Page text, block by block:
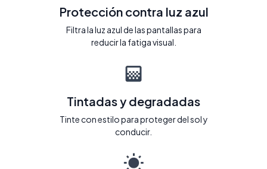
Protección contra luz azul
Filtra la luz azul de las pantallas para
reducir la fatiga visual.
Tintadas y degradadas
Tinte con estilo para proteger del sol y
conducir.